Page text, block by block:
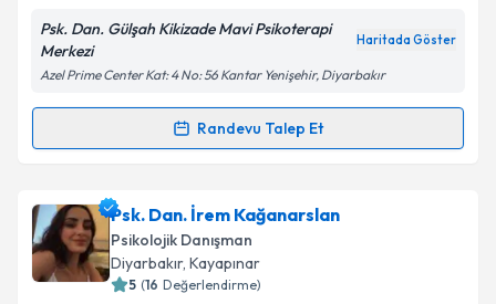
Kişisel verilerimin işlenmesine ilişkin
Aydınlatma
kapsamda işlenmesini kabul ediyorum.
Takvim Talebini Gönder
Psk. Dan. Gülşah Kikizade Mavi Psikoterapi
Merkezi
Haritada Göster
Azel Prime Center Kat: 4 No: 56 Kantar Yenişehir, Diyarbakır
Randevu Talep Et
Randevu Takvimi Talebi
Uzm. Psk. Gülşah Kikizadeiçin randevu takvimi
talebi oluşturun. Size bu uzmandan randevu almanız
için bir takvim hazırlandığında e-posta ile
bilgilendireceğiz.
Psk. Dan. İrem Kağanarslan
Psikolojik Danışman
Diyarbakır, Kayapınar
5 (16 Değerlendirme)